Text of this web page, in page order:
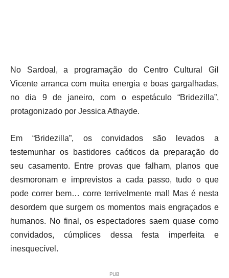
No Sardoal, a programação do Centro Cultural Gil
Vicente arranca com muita energia e boas gargalhadas,
no dia 9 de janeiro, com o espetáculo “Bridezilla”,
protagonizado por Jessica Athayde.
Em “Bridezilla”, os convidados são levados a
testemunhar os bastidores caóticos da preparação do
seu casamento. Entre provas que falham, planos que
desmoronam e imprevistos a cada passo, tudo o que
pode correr bem… corre terrivelmente mal! Mas é nesta
desordem que surgem os momentos mais engraçados e
humanos. No final, os espectadores saem quase como
convidados, cúmplices dessa festa imperfeita e
inesquecível.
PUB